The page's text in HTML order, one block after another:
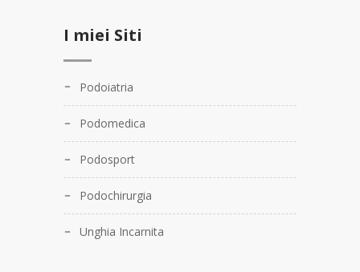
I miei Siti
Podoiatria
Podomedica
Podosport
Podochirurgia
Unghia Incarnita